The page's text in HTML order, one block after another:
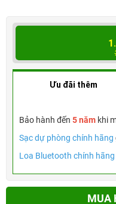
Ưu đãi thêm
Bảo hành đến 5 năm khi
Sạc dự phòng chính hãng
Loa Bluetooth chính hãng
MUA